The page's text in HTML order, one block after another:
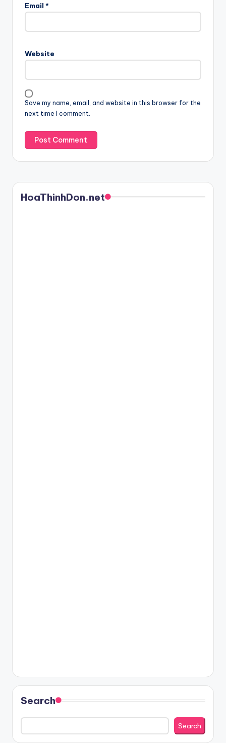
Email *
Website
Save my name, email, and website in this browser for the
next time I comment.
HoaThinhDon.net
Search
Search